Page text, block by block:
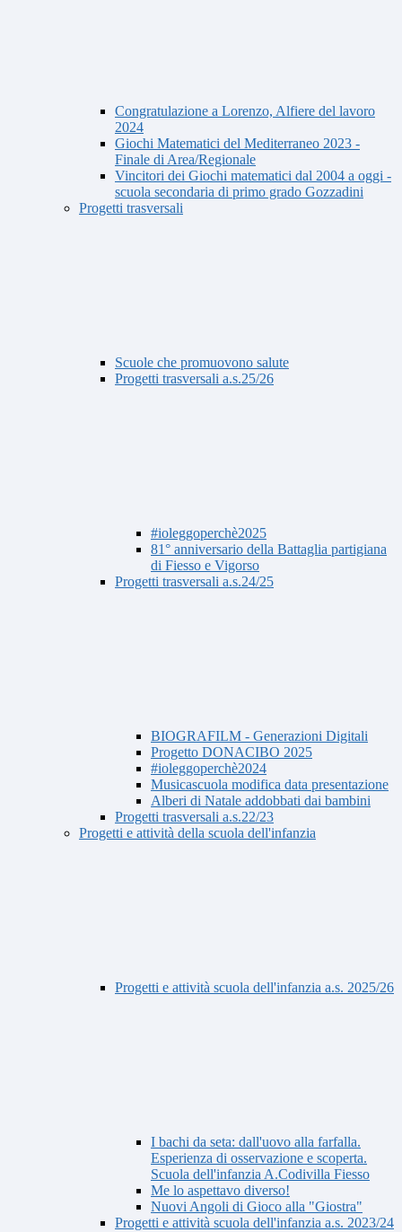
Congratulazione a Lorenzo, Alfiere del lavoro
2024
Giochi Matematici del Mediterraneo 2023 -
Finale di Area/Regionale
Vincitori dei Giochi matematici dal 2004 a oggi -
scuola secondaria di primo grado Gozzadini
Progetti trasversali
Scuole che promuovono salute
Progetti trasversali a.s.25/26
#ioleggoperchè2025
81° anniversario della Battaglia partigiana
di Fiesso e Vigorso
Progetti trasversali a.s.24/25
BIOGRAFILM - Generazioni Digitali
Progetto DONACIBO 2025
#ioleggoperchè2024
Musicascuola modifica data presentazione
Alberi di Natale addobbati dai bambini
Progetti trasversali a.s.22/23
Progetti e attività della scuola dell'infanzia
Progetti e attività scuola dell'infanzia a.s. 2025/26
I bachi da seta: dall'uovo alla farfalla.
Esperienza di osservazione e scoperta.
Scuola dell'infanzia A.Codivilla Fiesso
Me lo aspettavo diverso!
Nuovi Angoli di Gioco alla "Giostra"
Progetti e attività scuola dell'infanzia a.s. 2023/24